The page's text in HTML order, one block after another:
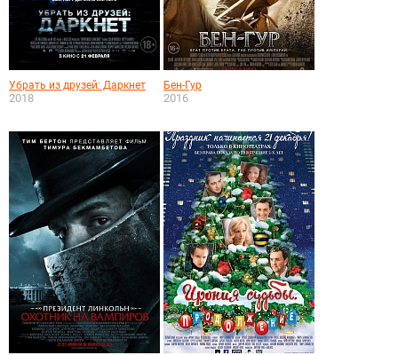
Убрать из друзей: Даркнет
2018
Бен-Гур
2016